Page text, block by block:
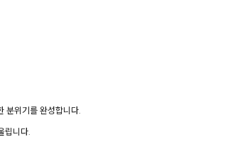
분위기를 완성합니다.
립니다.